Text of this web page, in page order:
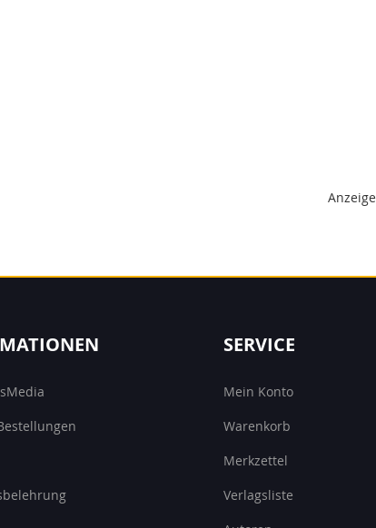
SERVICE
Mein Konto
Warenkorb
Merkzettel
Verlagsliste